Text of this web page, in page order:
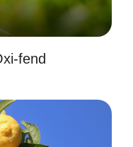
fend